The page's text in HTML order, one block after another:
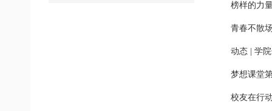
榜样的力
青春不散
动态 | 学
梦想课堂
校友在行